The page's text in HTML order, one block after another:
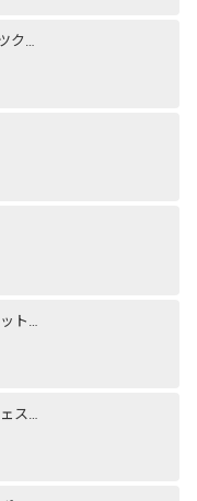
TIME SHARING コナミスポーツクラブ 仙台長町